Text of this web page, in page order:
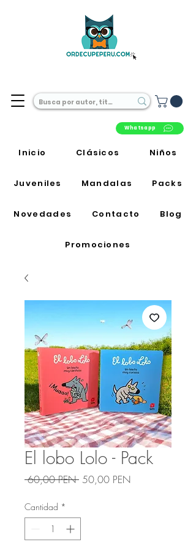
Whatsapp
Inicio Clásicos Niños
Juveniles Mandalas Packs
Novedades Contacto Blog
Promociones
El lobo Lolo - Pack
60,00 PEN Precio
50,00 PENPrecio
Cantidad *